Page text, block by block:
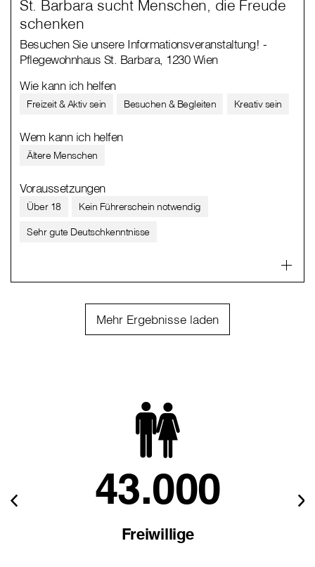
St. Barbara sucht Menschen, die Freude
schenken
Besuchen Sie unsere Informationsveranstaltung! -
Pflegewohnhaus St. Barbara, 1230 Wien
Wie kann ich helfen
Freizeit & Aktiv sein Besuchen & Begleiten Kreativ sein
Wem kann ich helfen
Ältere Menschen
Voraussetzungen
Über 18
Kein Führerschein notwendig
Sehr gute Deutschkenntnisse
Mehr Ergebnisse laden
43.000
Freiwillige